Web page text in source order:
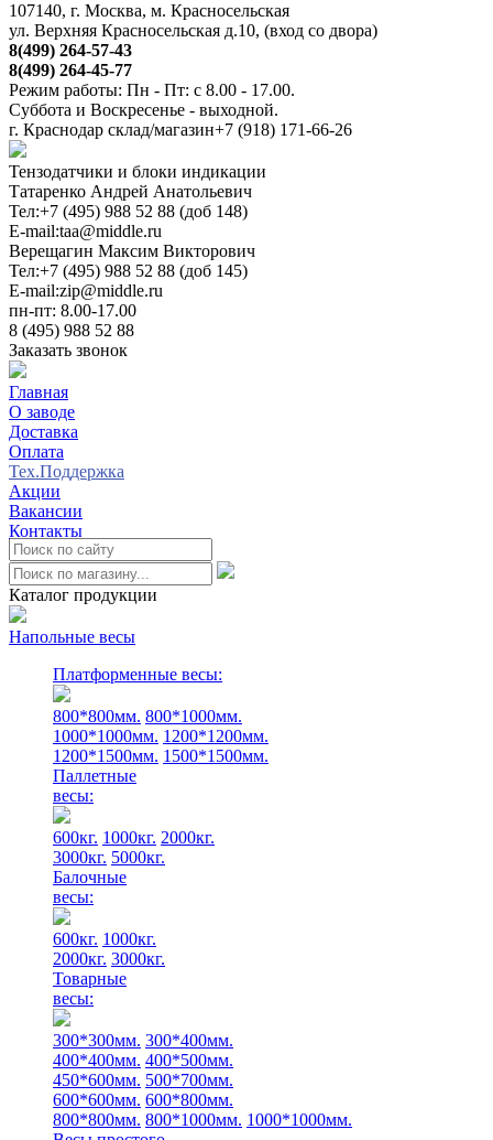
107140, г. Москва, м. Красносельская
ул. Верхняя Красносельская д.10, (вход со двора)
8(499) 264-57-43
8(499) 264-45-77
Режим работы: Пн - Пт: с 8.00 - 17.00.
Суббота и Воскресенье - выходной.
г. Краснодар склад/магазин+7 (918) 171-66-26
Тензодатчики и блоки индикации
Татаренко Андрей Анатольевич
Тел:+7 (495) 988 52 88 (доб 148)
E-mail:taa@middle.ru
Верещагин Максим Викторович
Тел:+7 (495) 988 52 88 (доб 145)
E-mail:zip@middle.ru
пн-пт: 8.00-17.00
8 (495) 988 52 88
Заказать звонок
Главная
О заводе
Доставка
Оплата
Тех.Поддержка
Акции
Вакансии
Контакты
Каталог продукции
Напольные весы
Платформенные весы:
800*800мм. 800*1000мм.
1000*1000мм. 1200*1200мм.
1200*1500мм. 1500*1500мм.
Паллетные
весы:
600кг. 1000кг. 2000кг.
3000кг. 5000кг.
Балочные
весы:
600кг. 1000кг.
2000кг. 3000кг.
Товарные
весы:
300*300мм. 300*400мм.
400*400мм. 400*500мм.
450*600мм. 500*700мм.
600*600мм. 600*800мм.
800*800мм. 800*1000мм. 1000*1000мм.
0